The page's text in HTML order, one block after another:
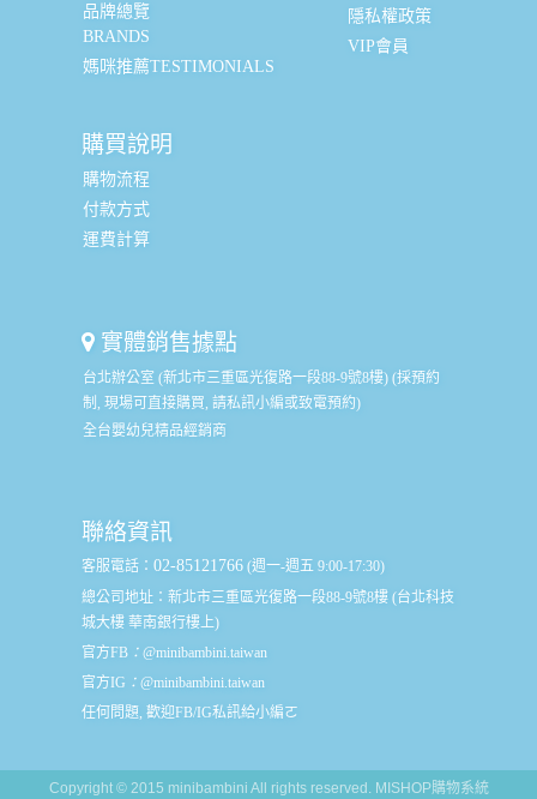
品牌總覽
BRANDS
媽咪推薦TESTIMONIALS
隱私權政策
VIP會員
購買說明
購物流程
付款方式
運費計算
實體銷售據點
台北辦公室 (新北市三重區光復路一段88-9號8樓) (採預約
制, 現場可直接購買, 請私訊小編或致電預約)
全台嬰幼兒精品經銷商
聯絡資訊
客服電話： 02-85121766 (週一-週五 9:00-17:30)
總公司地址： 新北市三重區光復路一段88-9號8樓 (台北科技
城大樓 華南銀行樓上)
官方FB ： @minibambini.taiwan
官方IG ： @minibambini.taiwan
任何問題, 歡迎FB/IG私訊給小編ㄛ
Copyright © 2015 minibambini All rights reserved. MISHOP購物系統